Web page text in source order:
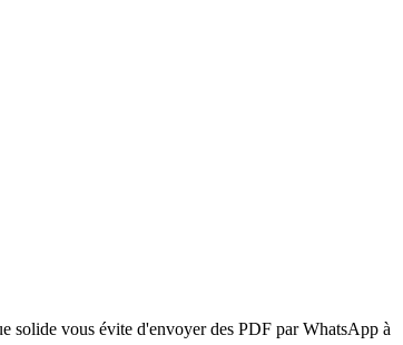
solide vous évite d'envoyer des PDF par WhatsApp à